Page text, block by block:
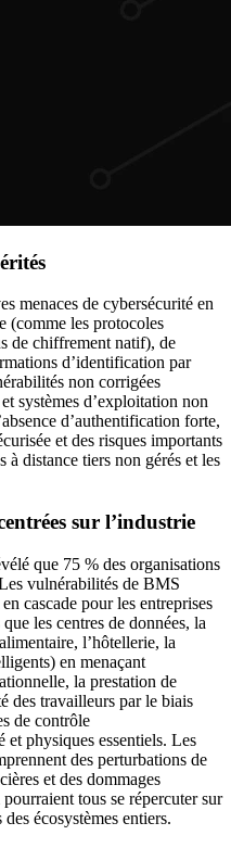
menaces de cybersécurité en
(comme les protocoles
de chiffrement natif), de
d’identification par
non corrigées
systèmes d’exploitation non
d’authentification forte,
et des risques importants
à distance tiers non gérés et les
sur l’industrie
que 75 % des organisations
vulnérabilités de BMS
cascade pour les entreprises
les centres de données, la
l’hôtellerie, la
en menaçant
la prestation de
des travailleurs par le biais
de contrôle
et physiques essentiels. Les
des perturbations de
et des dommages
tous se répercuter sur
écosystèmes entiers.